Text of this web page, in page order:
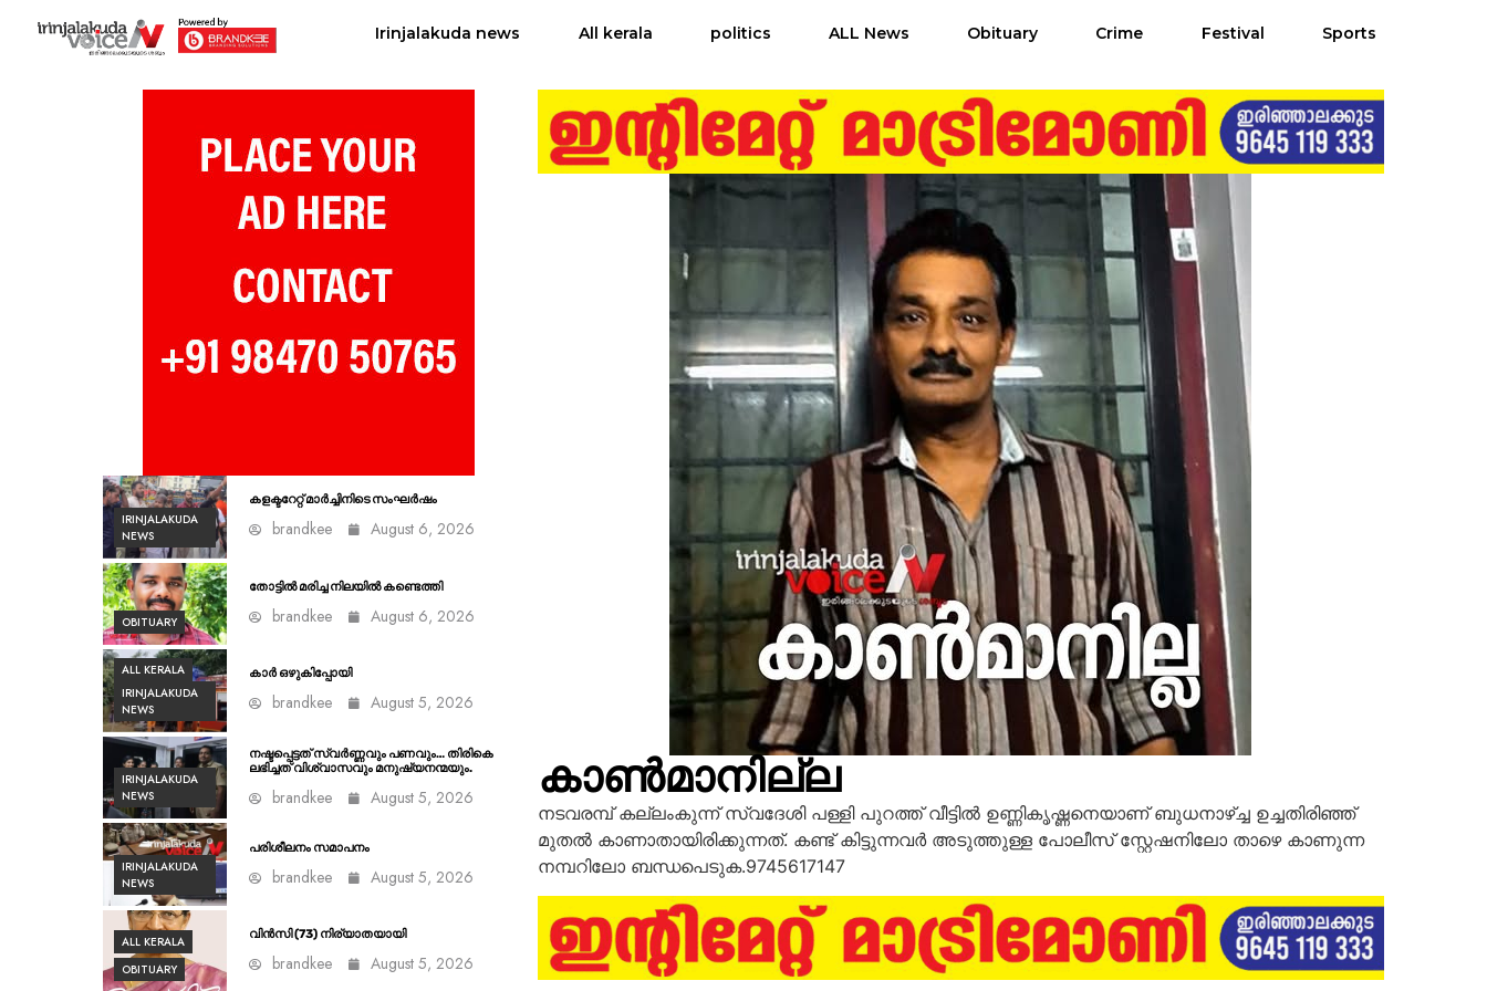
Irinjalakuda news All kerala politics ALL News Obituary Crime Festival Sports
കാൺമാനില്ല
നടവരമ്പ് കല്ലംകുന്ന് സ്വദേശി പള്ളി പുറത്ത് വീട്ടിൽ ഉണ്ണികൃഷ്ണനെയാണ് ബുധനാഴ്ച്ച ഉച്ചതിരിഞ്ഞ്
മുതൽ കാണാതായിരിക്കുന്നത്. കണ്ട് കിട്ടുന്നവർ അടുത്തുള്ള പോലീസ് സ്റ്റേഷനിലോ താഴെ കാണുന്ന
നമ്പറിലോ ബന്ധപെടുക.9745617147
IRINJALAKUDA
NEWS
കളക്ടറേറ്റ് മാർച്ചിനിടെ സംഘർഷം
brandkee August 6, 2026
OBITUARY
തോട്ടിൽ മരിച്ച നിലയിൽ കണ്ടെത്തി
brandkee August 6, 2026
ALL KERALA
IRINJALAKUDA
NEWS
കാർ ഒഴുകിപ്പോയി
brandkee August 5, 2026
IRINJALAKUDA
NEWS
നഷ്ടപ്പെട്ടത് സ്വർണ്ണവും പണവും… തിരികെ
ലഭിച്ചത് വിശ്വാസവും മനുഷ്യനന്മയും.
brandkee August 5, 2026
IRINJALAKUDA
NEWS
പരിശീലനം സമാപനം
brandkee August 5, 2026
ALL KERALA
OBITUARY
വിൻസി (73) നിര്യാതയായി
brandkee August 5, 2026